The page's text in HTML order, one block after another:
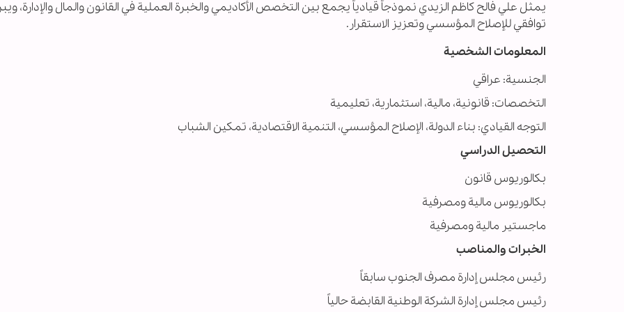
يمثل علي فالح كاظم الزيدي نموذجاً قيادياً يجمع بين التخصص الأكاديمي والخبرة العملية في القانون والمال والإدارة،
توافقي للإصلاح المؤسسي وتعزيز الاستقرار.
المعلومات الشخصية
الجنسية: عراقي
التخصصات: قانونية، مالية، استثمارية، تعليمية
التوجه القيادي: بناء الدولة، الإصلاح المؤسسي، التنمية الاقتصادية، تمكين الشباب
التحصيل الدراسي
بكالوريوس قانون
بكالوريوس مالية ومصرفية
ماجستير مالية ومصرفية
الخبرات والمناصب
رئيس مجلس إدارة مصرف الجنوب سابقاً
رئيس مجلس إدارة الشركة الوطنية القابضة حالياً